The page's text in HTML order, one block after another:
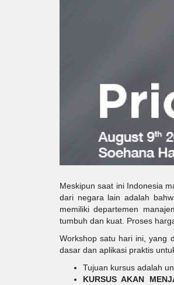
Meskipun saat ini Indonesia
dari negara lain adalah
memiliki departemen
tumbuh dan kuat. Proses
Workshop satu hari ini, yang
dasar dan aplikasi praktis
Tujuan kursus adalah
KURSUS AKAN